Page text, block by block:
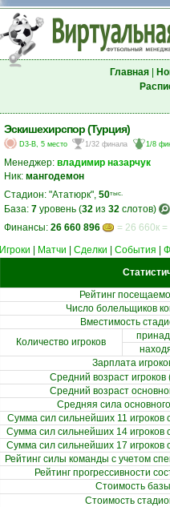
Главная|
Эскишехирспор (Турция)
D3-B, 5 место 1/32 финала 1/8
Менеджер: владимир назарчук
Ник: мангодемон
Стадион: "Ататюрк", 50тыс.
База: 7 уровень (32 из 32 слотов)
Финансы: 26 660 896 = 26 660к
Игроки Матчи Сделки События
Рейтинг
Число болельщиков
Вместимость
Количество игроков
Зарплата
Средний возраст игроков
Средний возраст
Средняя сила
Сумма сил сильнейших 11 игроков
Сумма сил сильнейших 14 игроков
Сумма сил сильнейших 17 игроков
Рейтинг силы команды с учетом
Рейтинг прогрессивности
Стоимость базы
Стоимость